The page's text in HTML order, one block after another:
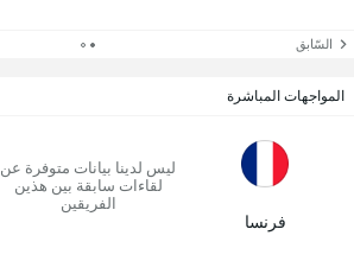
السّابق
المواجهات المباشرة
فرنسا
ليس لدينا بيانات متوفرة عن
لقاءات سابقة بين هذين
الفريقين